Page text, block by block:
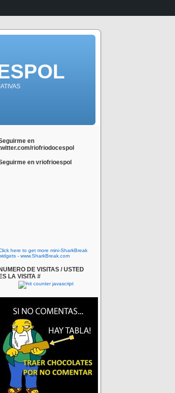
en
riofriodocespol
en vriofrioespol
here to get more mini-SharkBreak
- www.SharkBreak.com
NUMERO DE VISITAS / USTED
ES LA VISITA #